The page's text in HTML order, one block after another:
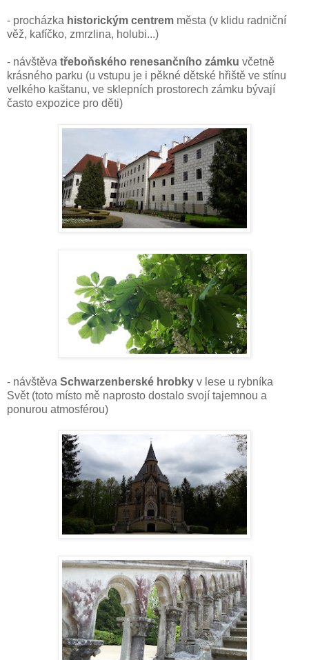
- procházka historickým centrem města (v klidu radniční
věž, kafíčko, zmrzlina, holubi...)
- návštěva třeboňského renesančního zámku včetně
krásného parku (u vstupu je i pěkné dětské hřiště ve stínu
velkého kaštanu, ve sklepních prostorech zámku bývají
často expozice pro děti)
- návštěva Schwarzenberské hrobky v lese u rybníka
Svět (toto místo mě naprosto dostalo svojí tajemnou a
ponurou atmosférou)